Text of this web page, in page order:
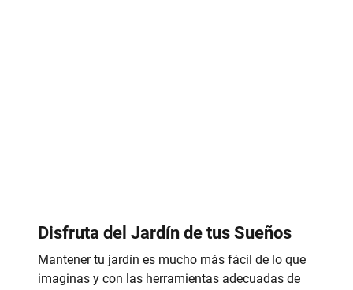
Disfruta del Jardín de tus Sueños
Mantener tu jardín es mucho más fácil de lo que
imaginas y con las herramientas adecuadas de